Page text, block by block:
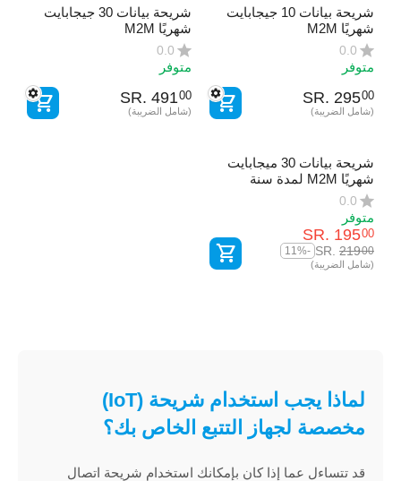
شريحة بيانات 10 جيجابايت
شهريًا M2M
0.0
متوفر
SR. 29500
(شامل الضريبة)
شريحة بيانات 30 جيجابايت
شهريًا M2M
0.0
متوفر
SR. 49100
(شامل الضريبة)
شريحة بيانات 30 ميجابايت
شهريًا M2M لمدة سنة
0.0
متوفر
SR. 19500
SR. 21900
-11%
(شامل الضريبة)
لماذا يجب استخدام شريحة (IoT)
مخصصة لجهاز التتبع الخاص بك؟
قد تتساءل عما إذا كان بإمكانك استخدام شريحة اتصال